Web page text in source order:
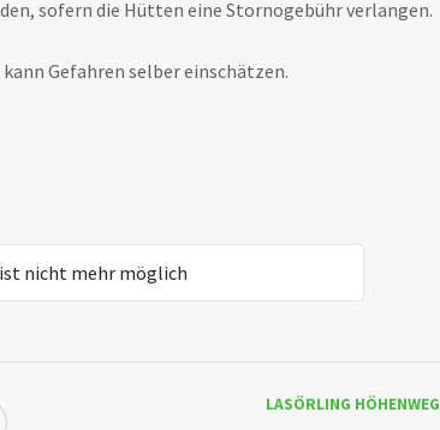
sofern die Hütten eine Stornogebühr verlangen.
Gefahren selber einschätzen.
nicht mehr möglich
LASÖRLING HÖHENWEG